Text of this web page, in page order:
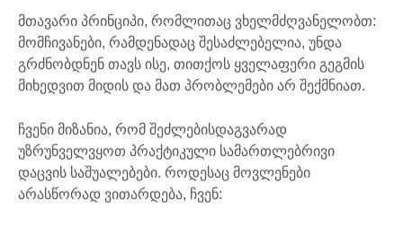
მთავარი პრინციპი, რომლითაც ვხელმძღვანელობთ:
მომჩივანები, რამდენადაც შესაძლებელია, უნდა
გრძნობდნენ თავს ისე, თითქოს ყველაფერი გეგმის
მიხედვით მიდის და მათ პრობლემები არ შექმნიათ.
ჩვენი მიზანია, რომ შეძლებისდაგვარად
უზრუნველვყოთ პრაქტიკული სამართლებრივი
დაცვის საშუალებები. როდესაც მოვლენები
არასწორად ვითარდება, ჩვენ: